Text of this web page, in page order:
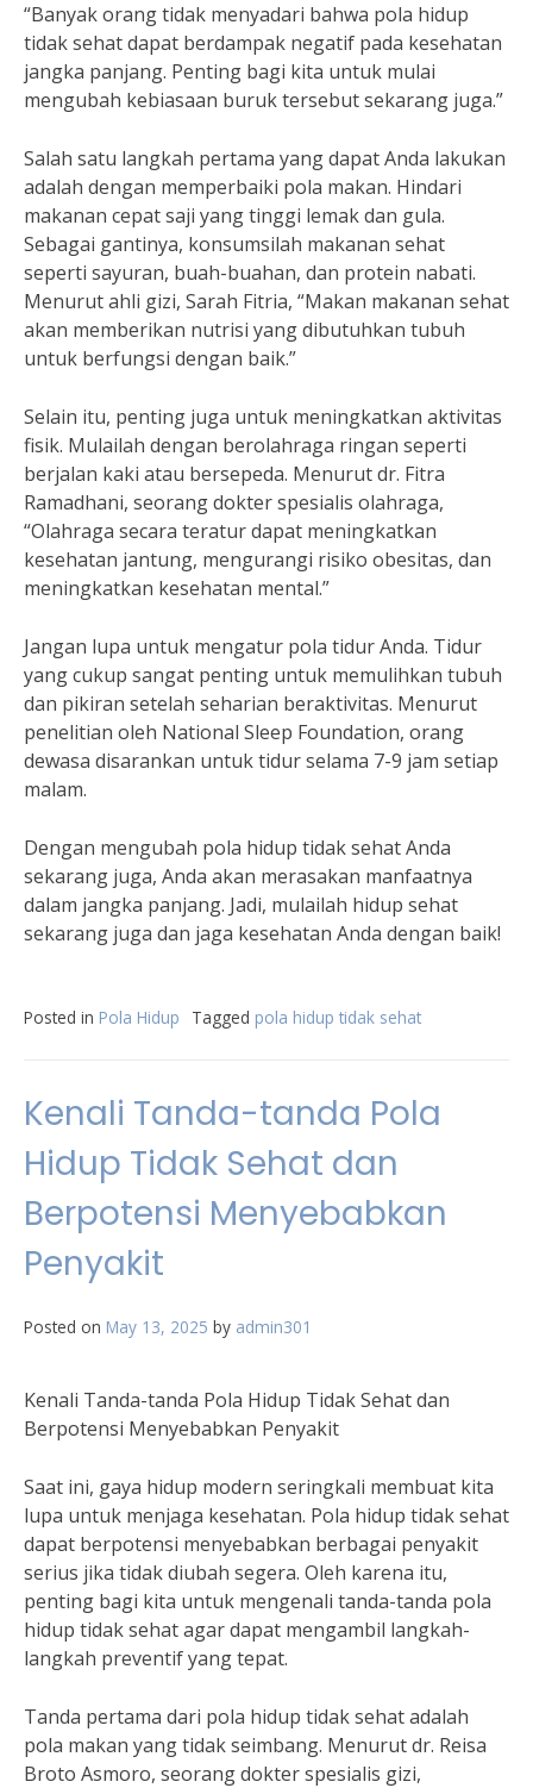
“Banyak orang tidak menyadari bahwa pola hidup
tidak sehat dapat berdampak negatif pada kesehatan
jangka panjang. Penting bagi kita untuk mulai
mengubah kebiasaan buruk tersebut sekarang juga.”
Salah satu langkah pertama yang dapat Anda lakukan
adalah dengan memperbaiki pola makan. Hindari
makanan cepat saji yang tinggi lemak dan gula.
Sebagai gantinya, konsumsilah makanan sehat
seperti sayuran, buah-buahan, dan protein nabati.
Menurut ahli gizi, Sarah Fitria, “Makan makanan sehat
akan memberikan nutrisi yang dibutuhkan tubuh
untuk berfungsi dengan baik.”
Selain itu, penting juga untuk meningkatkan aktivitas
fisik. Mulailah dengan berolahraga ringan seperti
berjalan kaki atau bersepeda. Menurut dr. Fitra
Ramadhani, seorang dokter spesialis olahraga,
“Olahraga secara teratur dapat meningkatkan
kesehatan jantung, mengurangi risiko obesitas, dan
meningkatkan kesehatan mental.”
Jangan lupa untuk mengatur pola tidur Anda. Tidur
yang cukup sangat penting untuk memulihkan tubuh
dan pikiran setelah seharian beraktivitas. Menurut
penelitian oleh National Sleep Foundation, orang
dewasa disarankan untuk tidur selama 7-9 jam setiap
malam.
Dengan mengubah pola hidup tidak sehat Anda
sekarang juga, Anda akan merasakan manfaatnya
dalam jangka panjang. Jadi, mulailah hidup sehat
sekarang juga dan jaga kesehatan Anda dengan baik!
Posted in Pola Hidup Tagged pola hidup tidak sehat
Kenali Tanda-tanda Pola
Hidup Tidak Sehat dan
Berpotensi Menyebabkan
Penyakit
Posted on May 13, 2025 by admin301
Kenali Tanda-tanda Pola Hidup Tidak Sehat dan
Berpotensi Menyebabkan Penyakit
Saat ini, gaya hidup modern seringkali membuat kita
lupa untuk menjaga kesehatan. Pola hidup tidak sehat
dapat berpotensi menyebabkan berbagai penyakit
serius jika tidak diubah segera. Oleh karena itu,
penting bagi kita untuk mengenali tanda-tanda pola
hidup tidak sehat agar dapat mengambil langkah-
langkah preventif yang tepat.
Tanda pertama dari pola hidup tidak sehat adalah
pola makan yang tidak seimbang. Menurut dr. Reisa
Broto Asmoro, seorang dokter spesialis gizi,